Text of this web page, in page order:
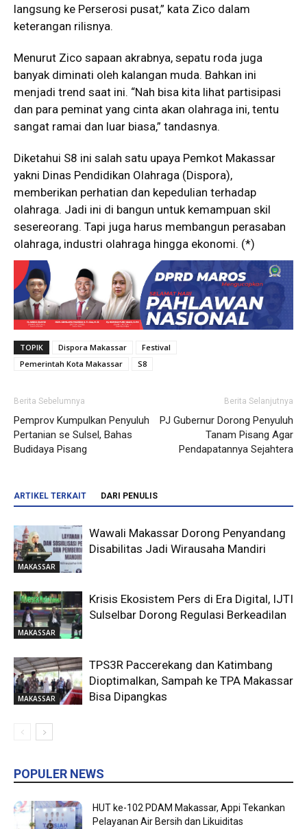
langsung ke Perserosi pusat,” kata Zico dalam
keterangan rilisnya.
Menurut Zico sapaan akrabnya, sepatu roda juga
banyak diminati oleh kalangan muda. Bahkan ini
menjadi trend saat ini. “Nah bisa kita lihat partisipasi
dan para peminat yang cinta akan olahraga ini, tentu
sangat ramai dan luar biasa,” tandasnya.
Diketahui S8 ini salah satu upaya Pemkot Makassar
yakni Dinas Pendidikan Olahraga (Dispora),
memberikan perhatian dan kepedulian terhadap
olahraga. Jadi ini di bangun untuk kemampuan skil
sesereorang. Tapi juga harus membangun perasaban
olahraga, industri olahraga hingga ekonomi. (*)
TOPIK Dispora Makassar
Festival
Pemerintah Kota Makassar
S8
Berita Sebelumnya
Pemprov Kumpulkan Penyuluh
Pertanian se Sulsel, Bahas
Budidaya Pisang
Berita Selanjutnya
PJ Gubernur Dorong Penyuluh
Tanam Pisang Agar
Pendapatannya Sejahtera
ARTIKEL TERKAIT DARI PENULIS
MAKASSAR
Wawali Makassar Dorong Penyandang
Disabilitas Jadi Wirausaha Mandiri
MAKASSAR
Krisis Ekosistem Pers di Era Digital, IJTI
Sulselbar Dorong Regulasi Berkeadilan
MAKASSAR
TPS3R Paccerekang dan Katimbang
Dioptimalkan, Sampah ke TPA Makassar
Bisa Dipangkas
POPULER NEWS
HUT ke-102 PDAM Makassar, Appi Tekankan
Pelayanan Air Bersih dan Likuiditas